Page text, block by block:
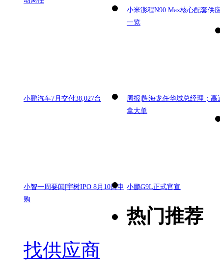
小米澎程N90 Max核心配套供
一览
小鹏汽车7月交付38,027台
周报|陶海龙任华域总经理；高
拿大单
小智一周要闻|宇树IPO 8月10日申
购
小鹏G9L正式官宣
热门推荐
找供应商